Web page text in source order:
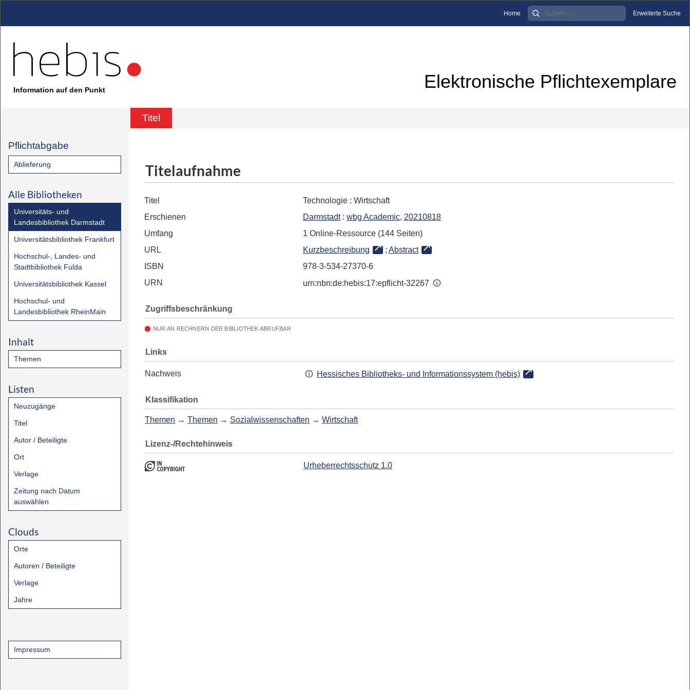
Home Erweiterte Suche
Information auf den Punkt Elektronische Pflichtexemplare
Titel
Pflichtabgabe
Ablieferung
Alle Bibliotheken
Universitäts- und
Landesbibliothek Darmstadt
Universitätsbibliothek Frankfurt
Hochschul-, Landes- und
Stadtbibliothek Fulda
Universitätsbibliothek Kassel
Hochschul- und
Landesbibliothek RheinMain
Inhalt
Themen
Listen
Neuzugänge
Titel
Autor / Beteiligte
Ort
Verlage
Zeitung nach Datum
auswählen
Clouds
Orte
Autoren / Beteiligte
Verlage
Jahre
Impressum
Titelaufnahme
Titel Technologie : Wirtschaft
Erschienen
Darmstadt: wbg Academic, 20210818
Umfang
1 Online-Ressource (144 Seiten)
URL
Kurzbeschreibung ; Abstract
ISBN
978-3-534-27370-6
URN
urn:nbn:de:hebis:17:epflicht-32267
Zugriffsbeschränkung
NUR AN RECHNERN DER BIBLIOTHEK ABRUFBAR
Links
Nachweis Hessisches Bibliotheks- und Informationssystem (hebis)
Klassifikation
Themen → Themen → Sozialwissenschaften → Wirtschaft
Lizenz-/Rechtehinweis
Urheberrechtsschutz 1.0